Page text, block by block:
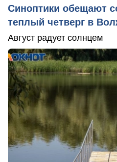
Синоптики обещают
теплый четверг в
Август радует солнцем